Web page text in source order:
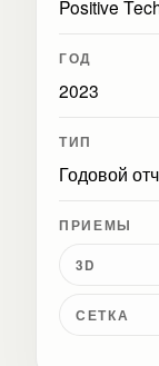
Positive
ГОД
2023
ТИП
Годовой
ПРИЕМЫ
3D
СЕТКА